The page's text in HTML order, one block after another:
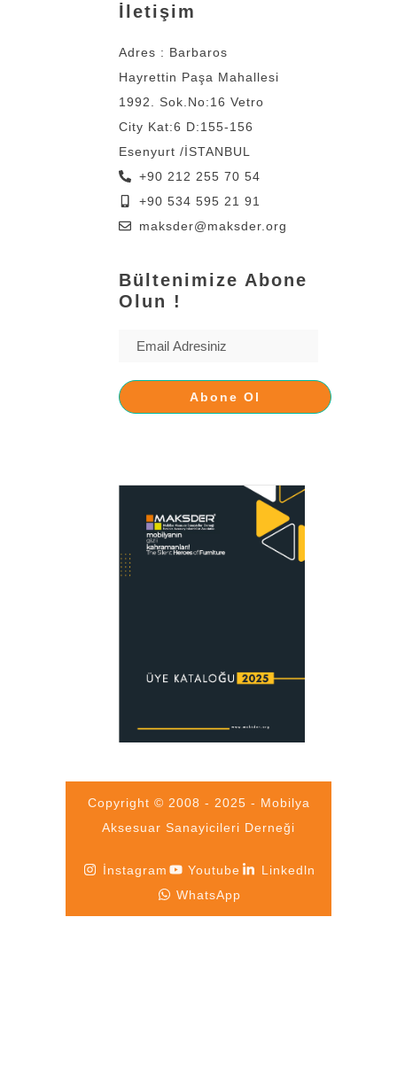
İletişim
Adres : Barbaros
Hayrettin Paşa Mahallesi
1992. Sok.No:16 Vetro
City Kat:6 D:155-156
Esenyurt /İSTANBUL
+90 212 255 70 54
+90 534 595 21 91
maksder@maksder.org
Bültenimize Abone
Olun !
Copyright © 2008 - 2025 - Mobilya
Aksesuar Sanayicileri Derneği
İnstagram Youtube
Linkedln
WhatsApp